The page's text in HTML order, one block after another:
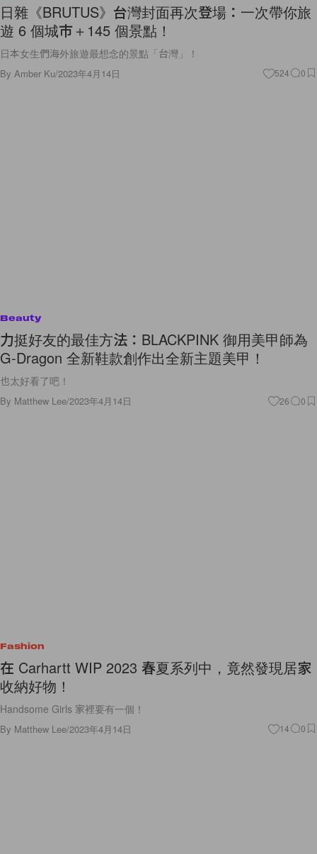
日雜《BRUTUS》台灣封面再次登場：一次帶你旅
遊 6 個城市＋145 個景點！
日本女生們海外旅遊最想念的景點「台灣」！
By Amber Ku/2023年4月14日 524 0
Beauty
力挺好友的最佳方法：BLACKPINK 御用美甲師為
G-Dragon 全新鞋款創作出全新主題美甲！
也太好看了吧！
By Matthew Lee/2023年4月14日 26 0
Fashion
在 Carhartt WIP 2023 春夏系列中，竟然發現居家
收納好物！
Handsome Girls 家裡要有一個！
By Matthew Lee/2023年4月14日 14 0